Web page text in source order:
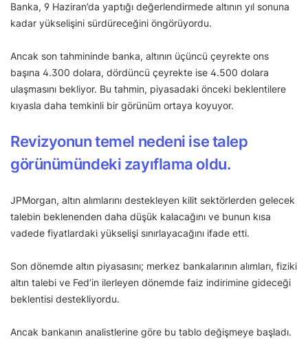
Banka, 9 Haziran’da yaptığı değerlendirmede altının yıl sonuna
kadar yükselişini sürdüreceğini öngörüyordu.
Ancak son tahmininde banka, altının üçüncü çeyrekte ons
başına 4.300 dolara, dördüncü çeyrekte ise 4.500 dolara
ulaşmasını bekliyor. Bu tahmin, piyasadaki önceki beklentilere
kıyasla daha temkinli bir görünüm ortaya koyuyor.
Revizyonun temel nedeni ise talep
görünümündeki zayıflama oldu.
JPMorgan, altın alımlarını destekleyen kilit sektörlerden gelecek
talebin beklenenden daha düşük kalacağını ve bunun kısa
vadede fiyatlardaki yükselişi sınırlayacağını ifade etti.
Son dönemde altın piyasasını; merkez bankalarının alımları, fiziki
altın talebi ve Fed’in ilerleyen dönemde faiz indirimine gideceği
beklentisi destekliyordu.
Ancak bankanın analistlerine göre bu tablo değişmeye başladı.